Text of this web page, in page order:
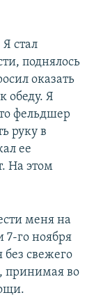
стал
поднялось
оказать
обеду. Я
фельдшер
руку в
ее
На этом
меня на
7-го ноября
без свежего
принимая во